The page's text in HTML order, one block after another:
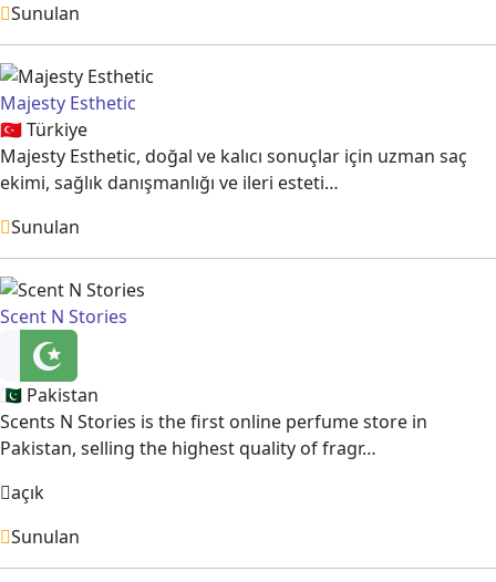
Sunulan
Majesty Esthetic
🇹🇷Türkiye
Majesty Esthetic, doğal ve kalıcı sonuçlar için uzman saç
ekimi, sağlık danışmanlığı ve ileri esteti…
Sunulan
Scent N Stories
🇵🇰 Pakistan
Scents N Stories is the first online perfume store in
Pakistan, selling the highest quality of fragr…
açık
Sunulan